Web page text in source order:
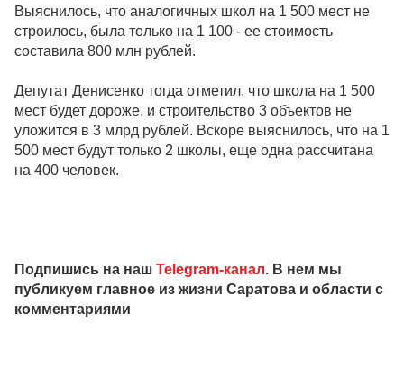
Выяснилось, что аналогичных школ на 1 500 мест не
строилось, была только на 1 100 - ее стоимость
составила 800 млн рублей.
Депутат Денисенко тогда отметил, что школа на 1 500
мест будет дороже, и строительство 3 объектов не
уложится в 3 млрд рублей. Вскоре выяснилось, что на 1
500 мест будут только 2 школы, еще одна рассчитана
на 400 человек.
Подпишись на наш Telegram-канал. В нем мы
публикуем главное из жизни Саратова и области с
комментариями